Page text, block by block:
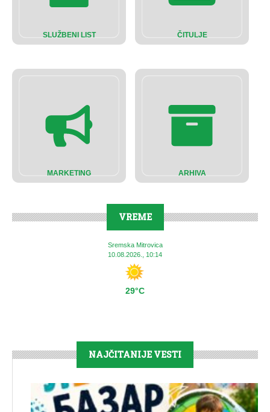
SLUŽBENI LIST ČITULJE
MARKETING ARHIVA
VREME
Sremska Mitrovica
10.08.2026., 10:14
29°C
NAJČITANIJE VESTI